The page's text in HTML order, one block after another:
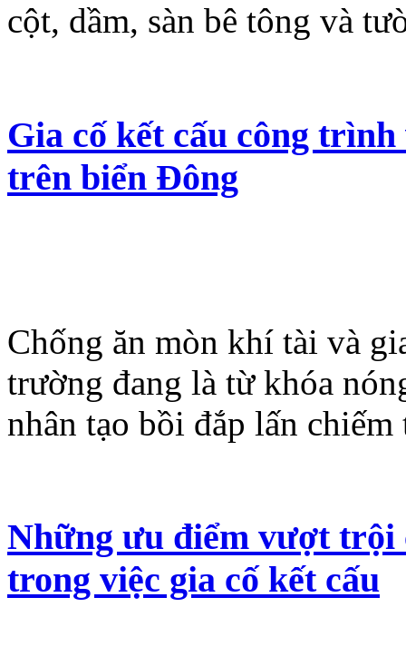
cột, dầm, sàn bê tông và
Gia cố kết cấu công
trên biển Đông
Chống ăn mòn khí tài và
trường đang là từ khóa
nhân tạo bồi đắp lấn
Những ưu điểm vượt trội
trong việc gia cố kết cấu